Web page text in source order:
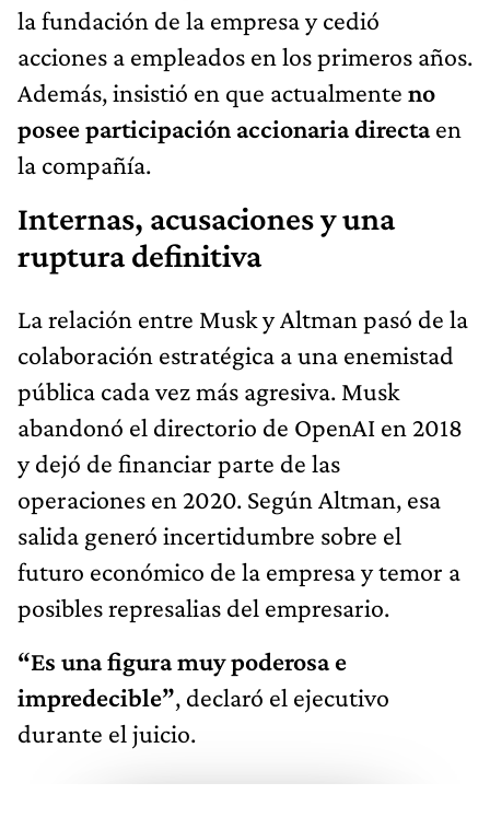
la fundación de la empresa y cedió
acciones a empleados en los primeros años.
Además, insistió en que actualmente no
posee participación accionaria directaen
la compañía.
Internas, acusaciones y una
ruptura definitiva
La relación entre Musk y Altman pasó de la
colaboración estratégica a una enemistad
pública cada vez más agresiva. Musk
abandonó el directorio de OpenAI en 2018
y dejó de financiar parte de las
operaciones en 2020. Según Altman, esa
salida generó incertidumbre sobre el
futuro económico de la empresa y temor a
posibles represalias del empresario.
“Es una figura muy poderosa e
impredecible”, declaró el ejecutivo
durante el juicio.